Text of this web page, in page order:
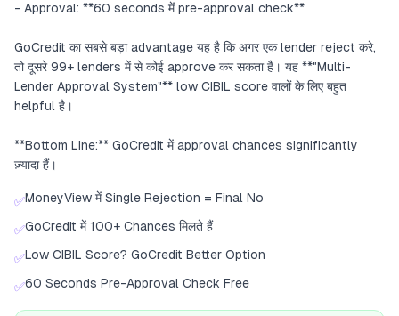
- Approval: **60 seconds में pre-approval check**
GoCredit का सबसे बड़ा advantage यह है कि अगर एक lender reject करे,
तो दूसरे 99+ lenders में से कोई approve कर सकता है। यह **"Multi-
Lender Approval System"** low CIBIL score वालों के लिए बहुत
helpful है।
**Bottom Line:** GoCredit में approval chances significantly
ज़्यादा हैं।
✅MoneyView में Single Rejection = Final No
✅GoCredit में 100+ Chances मिलते हैं
✅Low CIBIL Score? GoCredit Better Option
✅60 Seconds Pre-Approval Check Free